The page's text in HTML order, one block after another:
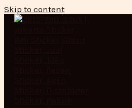
Skip to content